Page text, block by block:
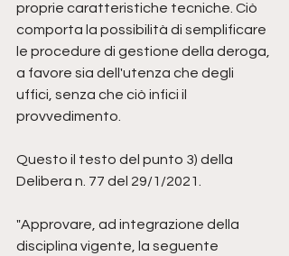
proprie caratteristiche tecniche. Ciò
comporta la possibilità di semplificare
le procedure di gestione della deroga,
a favore sia dell'utenza che degli
uffici, senza che ciò infici il
provvedimento.
Questo il testo del punto 3) della
Delibera n. 77 del 29/1/2021.
"Approvare, ad integrazione della
disciplina vigente, la seguente